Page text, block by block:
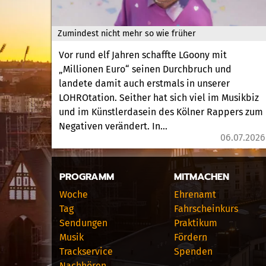
Zumindest nicht mehr so wie früher
Vor rund elf Jahren schaffte LGoony mit
„Millionen Euro“ seinen Durchbruch und
landete damit auch erstmals in unserer
LOHROtation. Seither hat sich viel im Musikbiz
und im Künstlerdasein des Kölner Rappers zum
Negativen verändert. In...
06.07.2026
PROGRAMM
Woche
Tag
Sendungen
Musik
Trackservice
MITMACHEN
Ehrenamt
Fahrscheinkurs
Praktikum
Fördern
Spenden